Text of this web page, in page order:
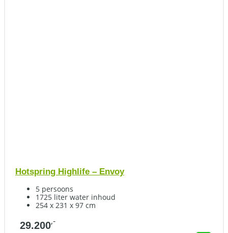
Hotspring Highlife – Envoy
5 persoons
1725 liter water inhoud
254 x 231 x 97 cm
29.200,-